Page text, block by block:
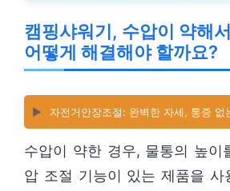
캠핑샤워기, 수압이 약해
어떻게 해결해야 할까요?
▶️ 자전거안장조절: 완벽한 자세, 통증 없
수압이 약한 경우, 물통의 높이
압 조절 기능이 있는 제품을 사